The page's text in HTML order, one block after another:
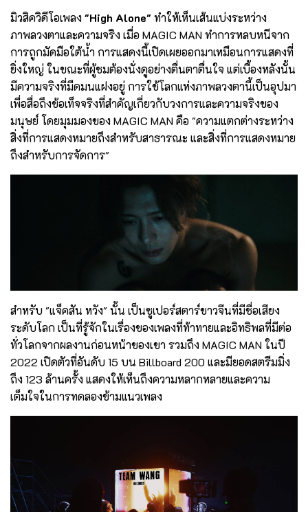
มิวสิควิดีโอเพลง"High Alone" ทำให้เห็นเส้นแบ่งระหว่าง
ภาพลวงตาและความจริง เมื่อ MAGIC MAN ทำการหลบหนีจาก
การถูกมัดมือใต้น้ำ การแสดงนี้เปิดเผยออกมาเหมือนการแสดงที่
ยิ่งใหญ่ ในขณะที่ผู้ชมต้องนั่งดูอย่างตื่นตาตื่นใจ แต่เบื้องหลังนั้น
มีความจริงที่มืดมนแฝงอยู่ การใช้โลกแห่งภาพลวงตานี้เป็นอุปมา
เพื่อสื่อถึงข้อเท็จจริงที่สำคัญเกี่ยวกับวงการและความจริงของ
มนุษย์ โดยมุมมองของ MAGIC MAN คือ "ความแตกต่างระหว่าง
สิ่งที่การแสดงหมายถึงสำหรับสาธารณะ และสิ่งที่การแสดงหมาย
ถึงสำหรับการจัดการ"
สำหรับ "แจ็คสัน หวัง" นั้น เป็นซูเปอร์สตาร์ชาวจีนที่มีชื่อเสียง
ระดับโลก เป็นที่รู้จักในเรื่องของเพลงที่ท้าทายและอิทธิพลที่มีต่อ
ทั่วโลกจากผลงานก่อนหน้าของเขา รวมถึง MAGIC MAN ในปี
2022 เปิดตัวที่อันดับ 15 บน Billboard 200 และมียอดสตรีมมิ่ง
ถึง 123 ล้านครั้ง แสดงให้เห็นถึงความหลากหลายและความ
เต็มใจในการทดลองข้ามแนวเพลง